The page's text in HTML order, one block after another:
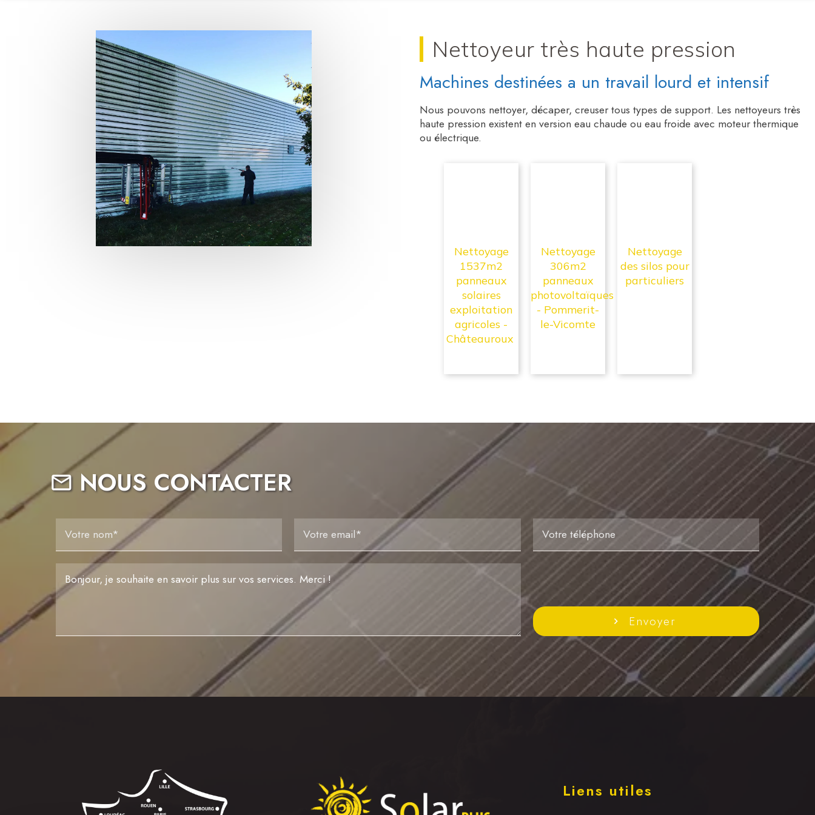
Nettoyeur très haute pression
Machines destinées a un travail lourd et intensif
Nous pouvons nettoyer, décaper, creuser tous types de support. Les nettoyeurs très
haute pression existent en version eau chaude ou eau froide avec moteur thermique
ou électrique.
Nettoyage
1537m2
panneaux
solaires
exploitation
agricoles -
Châteauroux
Nettoyage
306m2
panneaux
photovoltaïques
- Pommerit-
le-Vicomte
Nettoyage
des silos pour
particuliers
NOUS CONTACTER
Envoyer
Liens utiles